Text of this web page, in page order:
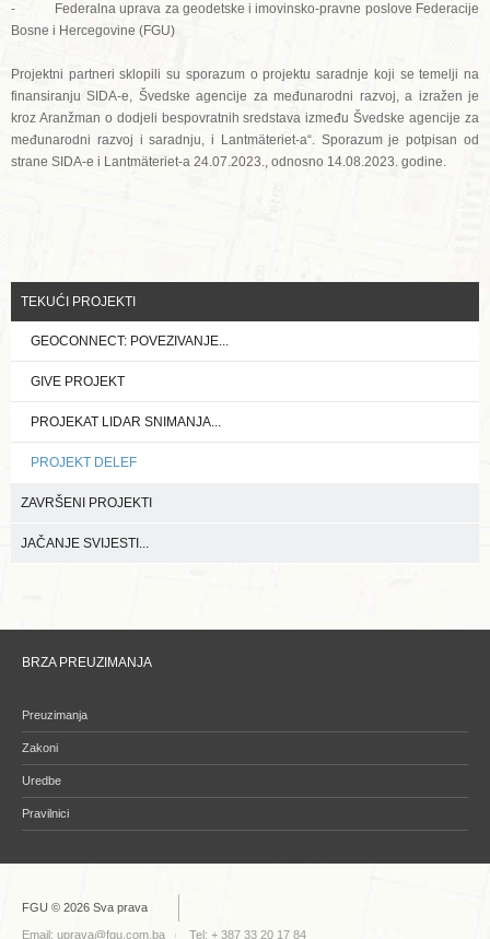
- Federalna uprava za geodetske i imovinsko-pravne poslove Federacije
Bosne i Hercegovine (FGU)
Projektni partneri sklopili su sporazum o projektu saradnje koji se temelji na
finansiranju SIDA-e, Švedske agencije za međunarodni razvoj, a izražen je
kroz Aranžman o dodjeli bespovratnih sredstava između Švedske agencije za
međunarodni razvoj i saradnju, i Lantmäteriet-a“. Sporazum je potpisan od
strane SIDA-e i Lantmäteriet-a 24.07.2023., odnosno 14.08.2023. godine.
TEKUĆI PROJEKTI
GEOCONNECT: POVEZIVANJE...
GIVE PROJEKT
PROJEKAT LIDAR SNIMANJA...
PROJEKT DELEF
ZAVRŠENI PROJEKTI
JAČANJE SVIJESTI...
BRZA PREUZIMANJA
Preuzimanja
Zakoni
Uredbe
Pravilnici
FGU © 2026 Sva prava
Email: uprava@fgu.com.ba Tel: + 387 33 20 17 84